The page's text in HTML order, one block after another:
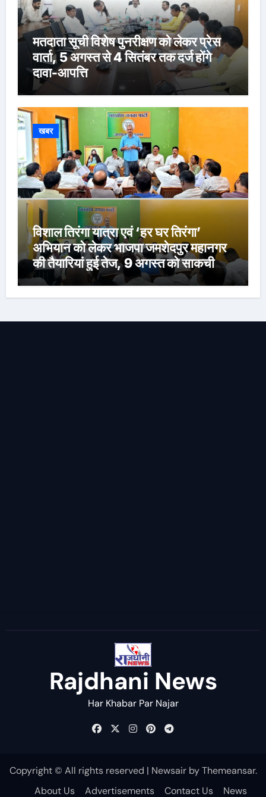
मतदाता सूची विशेष पुनरीक्षण को लेकर प्रेस
वार्ता, 5 अगस्त से 4 सितंबर तक दर्ज होंगे
दावा-आपत्ति
खबर
विशाल तिरंगा यात्रा एवं ‘हर घर तिरंगा’
अभियान को लेकर भाजपा जमशेदपुर महानगर
की तैयारियां हुई तेज, 9 अगस्त को साकची
नेताजी सुभाष मैदान से निकलेगी विशाल तिरंगा
यात्रा
Rajdhani News
Har Khabar Par Najar
Copyright © All rights reserved | NewsairbyThemeansar.
About Us
Advertisements Contact Us News